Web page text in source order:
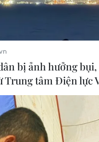
bị ảnh hưởng
Trung tâm Điện lực